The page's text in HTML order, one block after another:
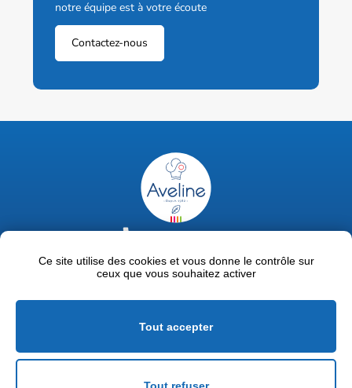
notre équipe est à votre écoute
Contactez-nous
02 47 63 18 92
contact@avelinepro.fr
Mentions légales
Politique de confidentialité
Ce site utilise des cookies et vous donne le contrôle sur
ceux que vous souhaitez activer
Tout accepter
Tout refuser